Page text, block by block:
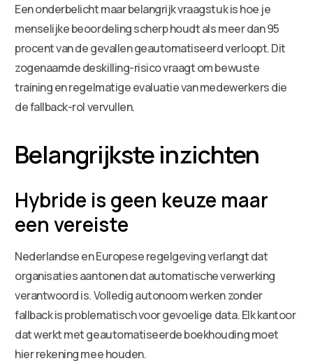
Een onderbelicht maar belangrijk vraagstuk is hoe je
menselijke beoordeling scherp houdt als meer dan 95
procent van de gevallen geautomatiseerd verloopt. Dit
zogenaamde deskilling-risico vraagt om bewuste
training en regelmatige evaluatie van medewerkers die
de fallback-rol vervullen.
Belangrijkste inzichten
Hybride is geen keuze maar
een vereiste
Nederlandse en Europese regelgeving verlangt dat
organisaties aantonen dat automatische verwerking
verantwoord is. Volledig autonoom werken zonder
fallback is problematisch voor gevoelige data. Elk kantoor
dat werkt met geautomatiseerde boekhouding moet
hier rekening mee houden.